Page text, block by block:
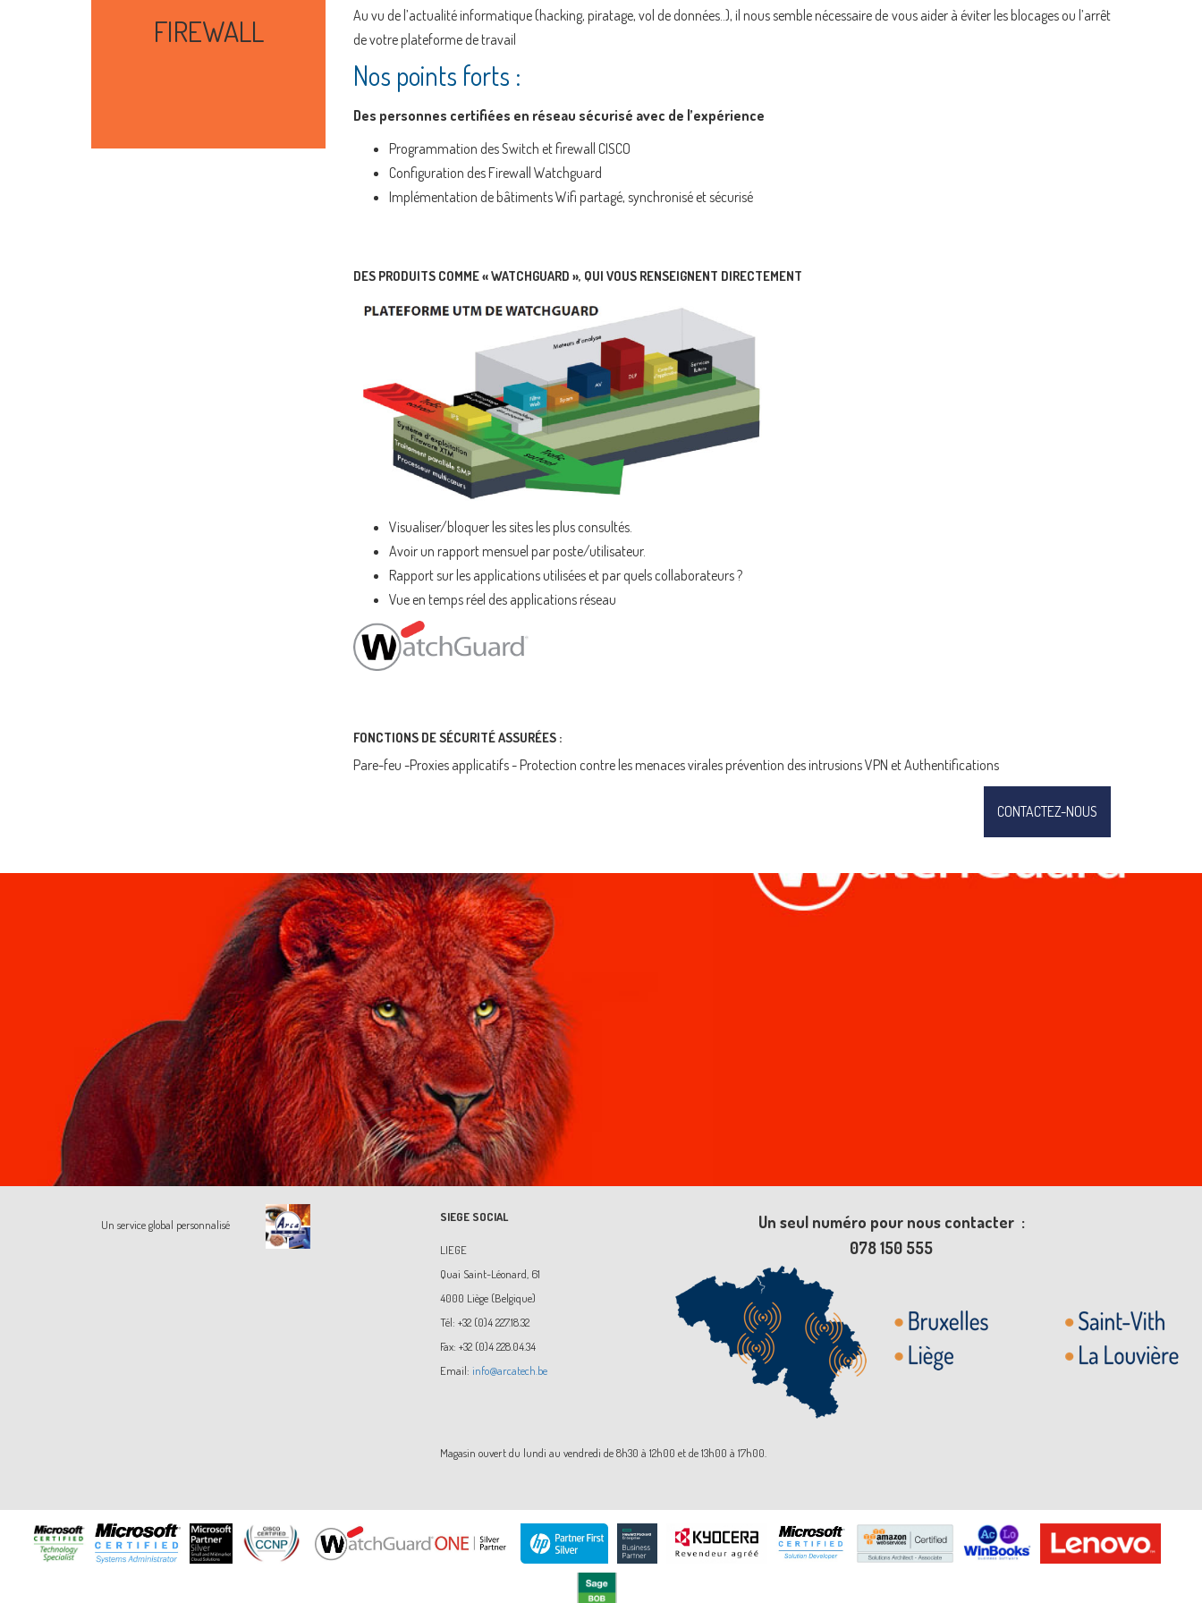
FIREWALL
Au vu de l’actualité informatique (hacking, piratage, vol de données..), il nous semble nécessaire de vous aider à éviter les blocages ou l’arrêt
de votre plateforme de travail
Nos points forts :
Des personnes certifiées en réseau sécurisé avec de l’expérience
Programmation des Switch et firewall CISCO
Configuration des Firewall Watchguard
Implémentation de bâtiments Wifi partagé, synchronisé et sécurisé
DES PRODUITS COMME « WATCHGUARD », QUI VOUS RENSEIGNENT DIRECTEMENT
Visualiser/bloquer les sites les plus consultés.
Avoir un rapport mensuel par poste/utilisateur.
Rapport sur les applications utilisées et par quels collaborateurs ?
Vue en temps réel des applications réseau
FONCTIONS DE SÉCURITÉ ASSURÉES :
Pare-feu -Proxies applicatifs - Protection contre les menaces virales prévention des intrusions VPN et Authentifications
CONTACTEZ-NOUS
Un service global personnalisé
SIEGE SOCIAL
LIEGE
Quai Saint-Léonard, 61
4000 Liège (Belgique)
Tél: +32 (0)4 227.18.32
Fax: +32 (0)4 228.04.34
Email: info@arcatech.be
Un seul numéro pour nous contacter :
078 150 555
Magasin ouvert du lundi au vendredi de 8h30 à 12h00 et de 13h00 à 17h00.